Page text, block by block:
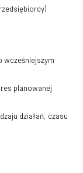
wcześniejszym
planowanej
działań, czasu